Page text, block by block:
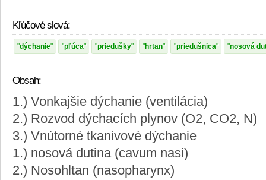
Kľúčové slová:
dýchanie pľúca priedušky hrtan priedušnica nosová
Obsah:
1.) Vonkajšie dýchanie (ventilácia)
2.) Rozvod dýchacích plynov (O2, CO2, N)
3.) Vnútorné tkanivové dýchanie
1.) nosová dutina (cavum nasi)
2.) Nosohltan (nasopharynx)